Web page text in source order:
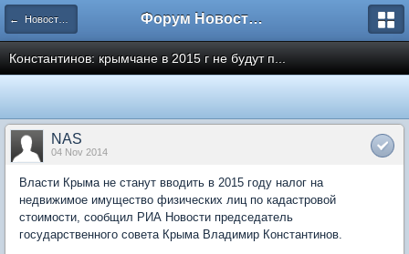
← Новости рынка недвижимости Форум Новостройки
Константинов: крымчане в 2015 г не будут п...
NAS
04 Nov 2014
Власти Крыма не станут вводить в 2015 году налог на
недвижимое имущество физических лиц по кадастровой
стоимости, сообщил РИА Новости председатель
государственного совета Крыма Владимир Константинов.